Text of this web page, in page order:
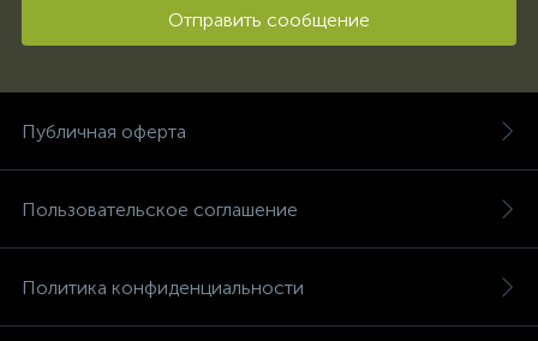
Отправить сообщение
Публичная оферта
Пользовательское соглашение
Политика конфиденциальности